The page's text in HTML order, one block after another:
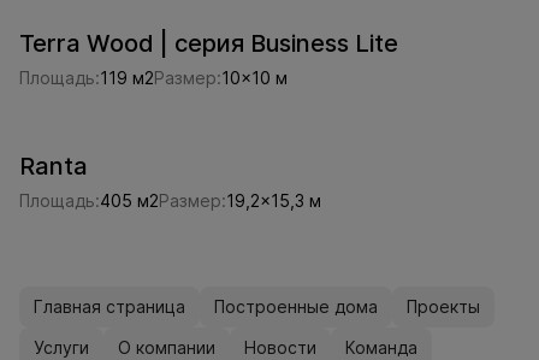
Terra Wood | серия Business Lite
Площадь:119 м2Размер:10x10 м
Ranta
Площадь:405 м2Размер:19,2x15,3 м
Главная страница Построенные дома
Проекты
Услуги
О компании Новости
Команда